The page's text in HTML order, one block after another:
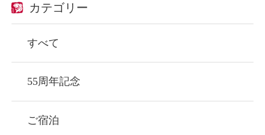
カテゴリー
すべて
55周年記念
ご宿泊